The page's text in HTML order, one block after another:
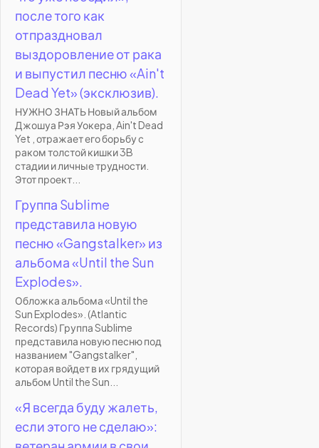
после того как
отпраздновал
выздоровление от рака
и выпустил песню «Ain't
Dead Yet» (эксклюзив).
НУЖНО ЗНАТЬ Новый альбом
Джошуа Рэя Уокера, Ain't Dead
Yet , отражает его борьбу с
раком толстой кишки 3B
стадии и личные трудности.
Этот проект...
Группа Sublime
представила новую
песню «Gangstalker» из
альбома «Until the Sun
Explodes».
Обложка альбома «Until the
Sun Explodes». (Atlantic
Records) Группа Sublime
представила новую песню под
названием "Gangstalker",
которая войдет в их грядущий
альбом Until the Sun...
«Я всегда буду жалеть,
если этого не сделаю»: